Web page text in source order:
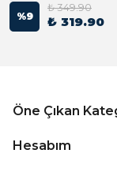
%9
₺ 349.90
₺ 319.90
Öne Çıkan
Hesabım